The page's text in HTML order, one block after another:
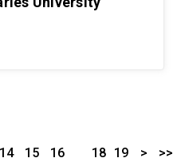
14 15
16
18 19 > >>